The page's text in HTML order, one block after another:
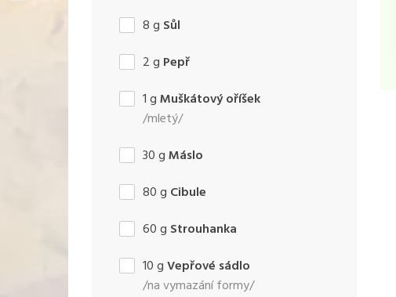
8g Sůl
2g Pepř
1gMuškátový oříšek
/mletý/
30gMáslo
80g Cibule
60g Strouhanka
10gVepřové sádlo
/na vymazání formy/